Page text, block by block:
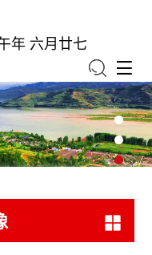
年 六月廿七